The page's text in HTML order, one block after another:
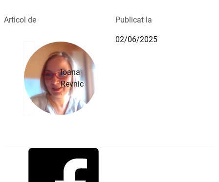
Articol de
Ioana
Revnic
Publicat la
02/06/2025